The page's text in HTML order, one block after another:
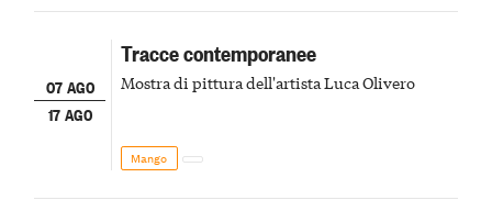
07 AGO
17 AGO
Tracce contemporanee
Mostra di pittura dell'artista Luca Olivero
Mango